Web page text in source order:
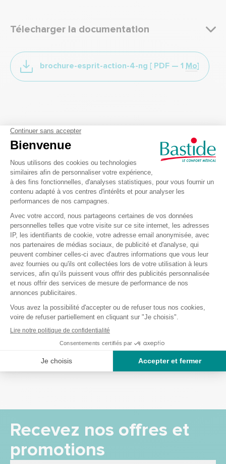
Télecharger la documentation
brochure-esprit-action-4-ng [ PDF — 1 Mo]
Produits complémentaires
Culotte pelvienne Arpégia
Ceinture de transfert
Transac Herdegen
42,50 €
Recevez nos offres et
promotions